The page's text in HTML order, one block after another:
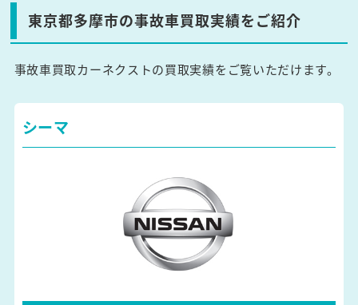
東京都多摩市の事故車買取実績をご紹介
事故車買取カーネクストの買取実績をご覧いただけます。
シーマ